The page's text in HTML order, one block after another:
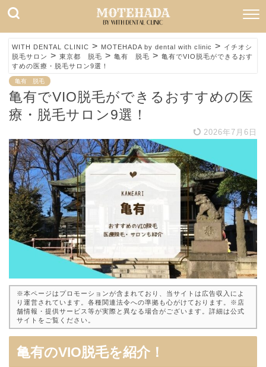
WITH DENTAL CLINIC > MOTEHADA by dental with clinic > イチオシ
脱毛サロン > 東京都 脱毛 > 亀有 脱毛 > 亀有でVIO脱毛ができるおす
すめの医療・脱毛サロン9選！
亀有 脱毛
亀有でVIO脱毛ができるおすすめの医
療・脱毛サロン9選！
2026年7月6日
※本ページはプロモーションが含まれており、当サイトは広告収入によ
り運営されています。各種関連法令への準拠も心がけております。※店
舗情報・提供サービス等が実際と異なる場合がございます。詳細は公式
サイトをご覧ください。
亀有のVIO脱毛を紹介！